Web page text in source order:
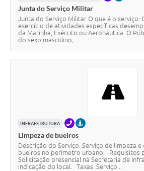
Junta do Serviço Militar
Junta do Serviço Militar O que é o serviço:
exercício de atividades específicas
da Marinha, Exército ou Aeronáutica. O
do sexo masculino,...
INFRAESTRUTURA TELEFONEPRESENCIAL
Limpeza de bueiros
Descrição do Serviço: Serviço de limpeza
bueiros no perímetro urbano. Requisitos
Solicitação presencial na Secretaria de
indicação do local. Taxas: Serviço...